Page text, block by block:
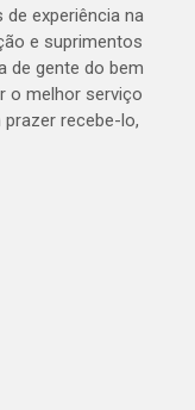
experiência na
e suprimentos
de gente do bem
o melhor serviço
recebe-lo,